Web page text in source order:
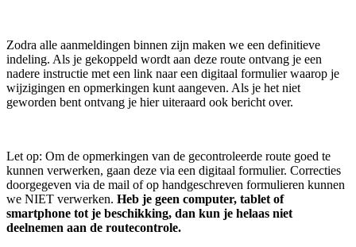
Zodra alle aanmeldingen binnen zijn maken we een definitieve
indeling. Als je gekoppeld wordt aan deze route ontvang je een
nadere instructie met een link naar een digitaal formulier waarop je
wijzigingen en opmerkingen kunt aangeven. Als je het niet
geworden bent ontvang je hier uiteraard ook bericht over.
Let op: Om de opmerkingen van de gecontroleerde route goed te
kunnen verwerken, gaan deze via een digitaal formulier. Correcties
doorgegeven via de mail of op handgeschreven formulieren kunnen
we NIET verwerken. Heb je geen computer, tablet of
smartphone tot je beschikking, dan kun je helaas niet
deelnemen aan de routecontrole.